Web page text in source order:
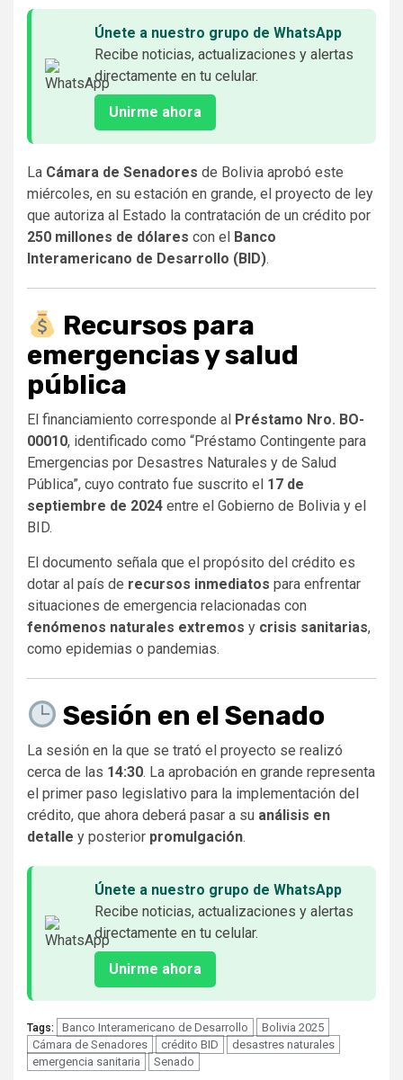
Únete a nuestro grupo de WhatsApp
Recibe noticias, actualizaciones y alertas
directamente en tu celular.
Unirme ahora
La Cámara de Senadores de Bolivia aprobó este
miércoles, en su estación en grande, el proyecto de ley
que autoriza al Estado la contratación de un crédito por
250 millones de dólares con el
Banco
Interamericano de Desarrollo (BID).
Recursos para
emergencias y salud
pública
El financiamiento corresponde al Préstamo Nro. BO-
00010, identificado como “Préstamo Contingente para
Emergencias por Desastres Naturales y de Salud
Pública”, cuyo contrato fue suscrito el 17 de
septiembre de 2024 entre el Gobierno de Bolivia y el
BID.
El documento señala que el propósito del crédito es
dotar al país de recursos inmediatos para enfrentar
situaciones de emergencia relacionadas con
fenómenos naturales extremos y crisis sanitarias,
como epidemias o pandemias.
Sesión en el Senado
La sesión en la que se trató el proyecto se realizó
cerca de las 14:30. La aprobación en grande representa
el primer paso legislativo para la implementación del
crédito, que ahora deberá pasar a su análisis en
detalle y posterior promulgación.
Únete a nuestro grupo de WhatsApp
Recibe noticias, actualizaciones y alertas
directamente en tu celular.
Unirme ahora
Tags: Banco Interamericano de Desarrollo
Bolivia 2025
Cámara de Senadores
crédito BID
desastres naturales
emergencia sanitaria
Senado